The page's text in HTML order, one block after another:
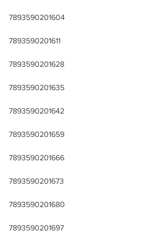
7893590201604
7893590201611
7893590201628
7893590201635
7893590201642
7893590201659
7893590201666
7893590201673
7893590201680
7893590201697